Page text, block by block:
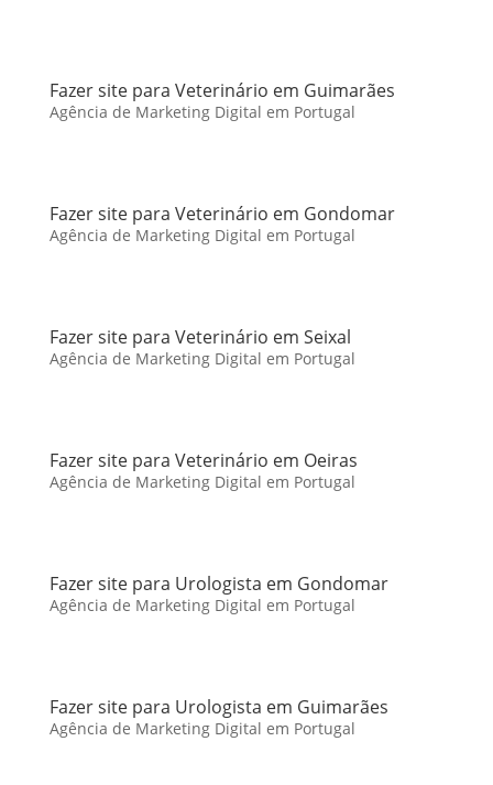
Fazer site para Veterinário em Guimarães
Agência de Marketing Digital em Portugal
Fazer site para Veterinário em Gondomar
Agência de Marketing Digital em Portugal
Fazer site para Veterinário em Seixal
Agência de Marketing Digital em Portugal
Fazer site para Veterinário em Oeiras
Agência de Marketing Digital em Portugal
Fazer site para Urologista em Gondomar
Agência de Marketing Digital em Portugal
Fazer site para Urologista em Guimarães
Agência de Marketing Digital em Portugal